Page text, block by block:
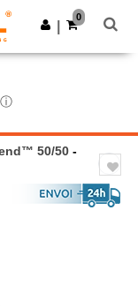
Obtenir l'appli
0
ⓘ
50/50 -